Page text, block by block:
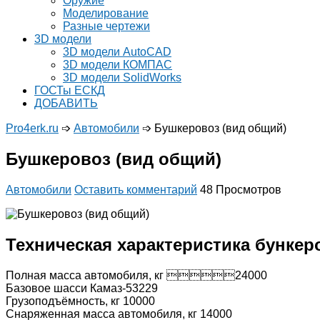
Моделирование
Разные чертежи
3D модели
3D модели AutoCAD
3D модели КОМПАС
3D модели SolidWorks
ГОСТы ЕСКД
ДОБАВИТЬ
Pro4erk.ru ➩ Автомобили ➩ Бушкеровоз (вид общий)
Бушкеровоз (вид общий)
Автомобили Оставить комментарий 48 Просмотров
Техническая характеристика
Полная масса автомобиля, кг 24000
Базовое шасси Камаз-53229
Грузоподъёмность, кг 10000
Снаряженная масса автомобиля, кг 14000